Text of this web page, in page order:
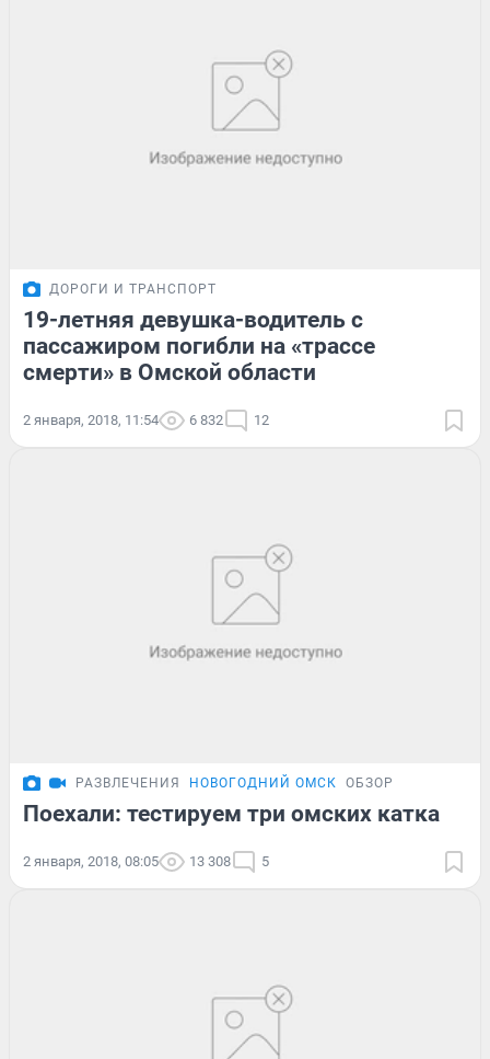
ДОРОГИ И ТРАНСПОРТ
19-летняя девушка-водитель с
пассажиром погибли на «трассе
смерти» в Омской области
2 января, 2018, 11:54 6 832 12
РАЗВЛЕЧЕНИЯ НОВОГОДНИЙ ОМСК ОБЗОР
Поехали: тестируем три омских катка
2 января, 2018, 08:05 13 308 5